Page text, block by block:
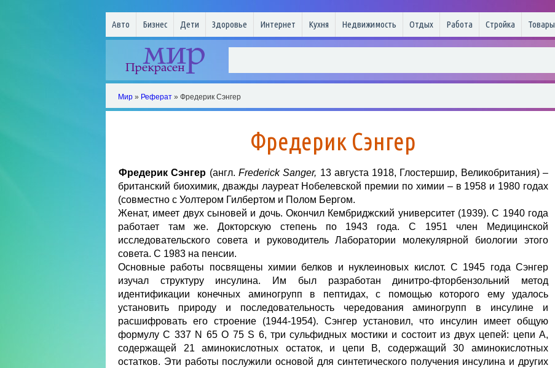
Авто Бизнес Дети Здоровье Интернет Кухня Недвижимость Отдых Работа Стройка Товары
Мир » Реферат » Фредерик Сэнгер
Фредерик Сэнгер
Фредерик Сэнгер (англ. Frederick Sanger, 13 августа 1918, Глостершир, Великобритания) –
британский биохимик, дважды лауреат Нобелевской премии по химии – в 1958 и 1980 годах
(совместно с Уолтером Гилбертом и Полом Бергом.
Женат, имеет двух сыновей и дочь. Окончил Кембриджский университет (1939). С 1940 года
работает там же. Докторскую степень по 1943 года. C 1951 член Медицинской
исследовательского совета и руководитель Лаборатории молекулярной биологии этого
совета. С 1983 на пенсии.
Основные работы посвящены химии белков и нуклеиновых кислот. С 1945 года Сэнгер
изучал структуру инсулина. Им был разработан динитро-фторбензольний метод
идентификации конечных аминогрупп в пептидах, с помощью которого ему удалось
установить природу и последовательность чередования аминогрупп в инсулине и
расшифровать его строение (1944-1954). Сэнгер установил, что инсулин имеет общую
формулу C 337 N 65 O 75 S 6, три сульфидных мостики и состоит из двух цепей: цепи A,
содержащей 21 аминокислотных остаток, и цепи B, содержащий 30 аминокислотных
остатков. Эти работы послужили основой для синтетического получения инсулина и других